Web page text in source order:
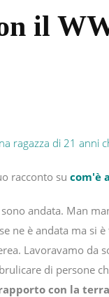
il
ragazza di 21 anni
racconto su com'è
andata. Man
ne è andata ma si
Lavoravamo da
di persone
con la terra